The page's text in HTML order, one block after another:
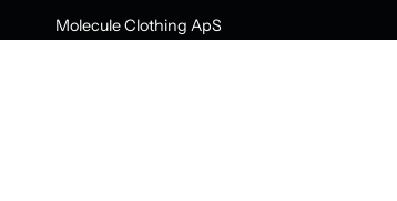
Molecule Clothing ApS